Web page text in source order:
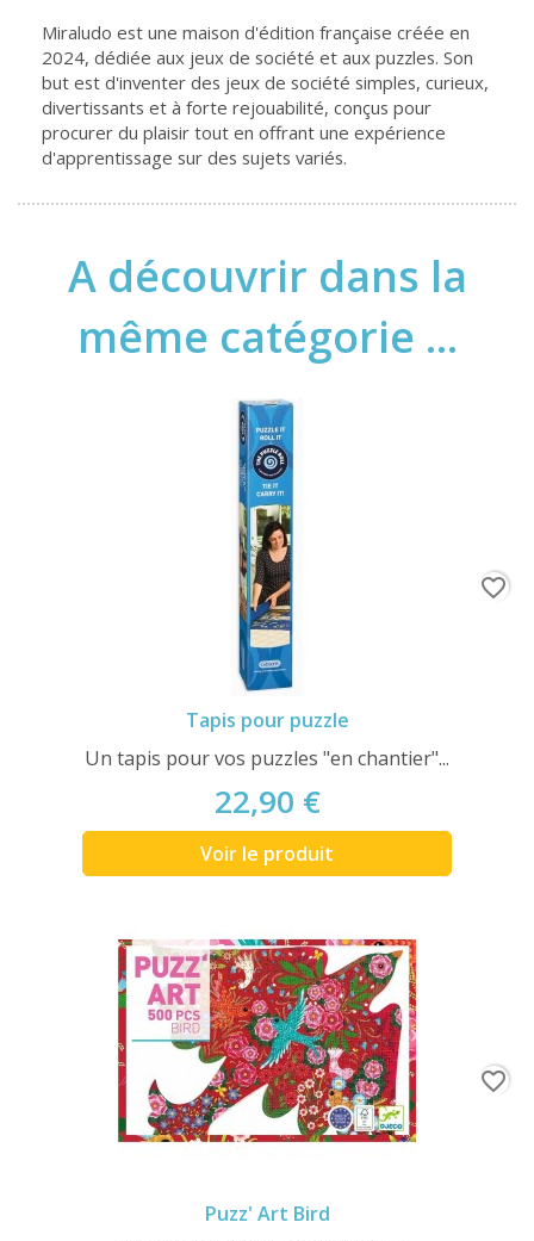
Miraludo est une maison d'édition française créée en
2024, dédiée aux jeux de société et aux puzzles. Son
but est d'inventer des jeux de société simples, curieux,
divertissants et à forte rejouabilité, conçus pour
procurer du plaisir tout en offrant une expérience
d'apprentissage sur des sujets variés.
A découvrir dans la
même catégorie ...
Tapis pour puzzle
Un tapis pour vos puzzles "en chantier"...
22,90 €
Voir le produit
favorite_border
Puzz' Art Bird
favorite_border